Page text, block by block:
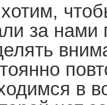
за
в